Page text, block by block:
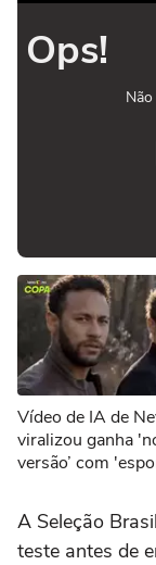
Ops!
Vídeo de IA de
viralizou ganha
versão’ com
pôquer’
A Seleção
teste antes de